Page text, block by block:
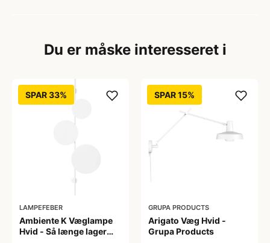
Du er måske interesseret i
SPAR 33%
LAMPEFEBER
Ambiente K Væglampe
Hvid - Så længe lager
SPAR 15%
GRUPA PRODUCTS
Arigato Væg Hvid -
Grupa Products